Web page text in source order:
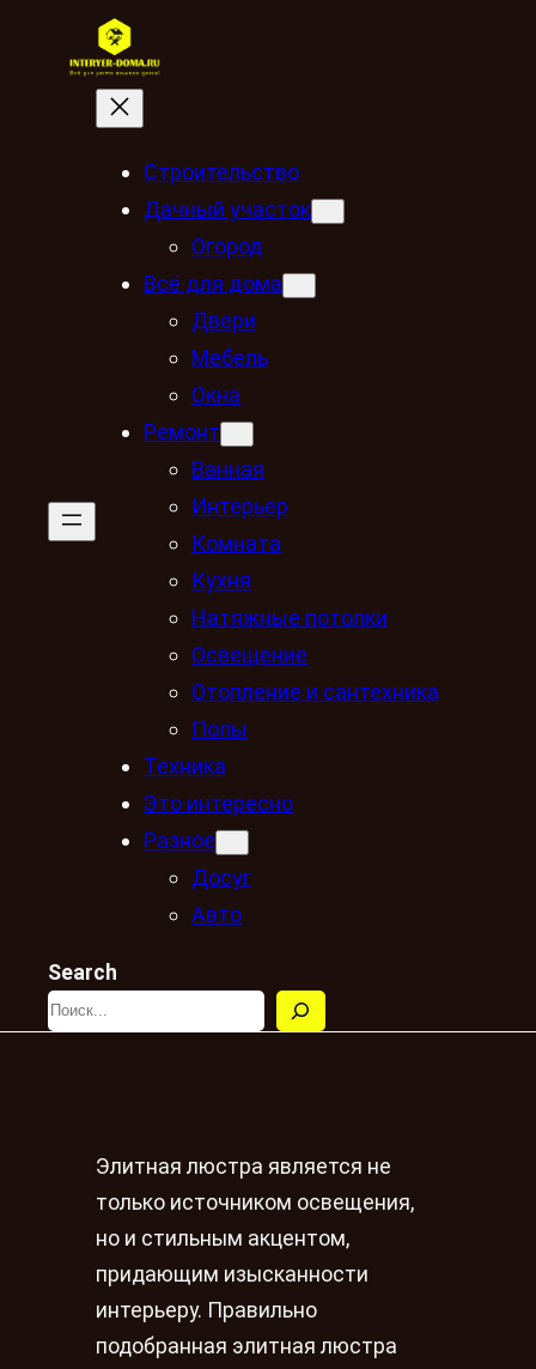
Строительство
Дачный участок
Огород
Всё для дома
Двери
Мебель
Окна
Ремонт
Ванная
Интерьер
Комната
Кухня
Натяжные потолки
Освещение
Отопление и сантехника
Полы
Техника
Это интересно
Разное
Досуг
Авто
Search
Элитная люстра является не
только источником освещения,
но и стильным акцентом,
придающим изысканности
интерьеру. Правильно
подобранная элитная люстра